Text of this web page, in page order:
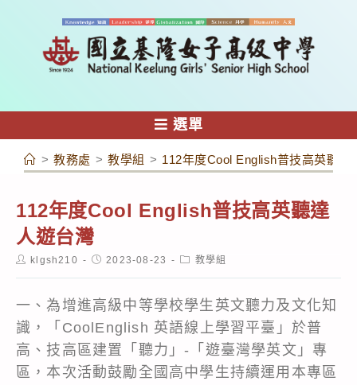
容
選單
> 教務處 > 教學組 > 112年度Cool English普技高英聽達
112年度Cool English普技高英聽達
人遊台灣
Postklgsh210
Post2023-08-23
Post教學組
一、為增進高級中等學校學生英文聽力及文化知
識，「CoolEnglish 英語線上學習平臺」於普
高、技高區建置「聽力」-「遊臺灣學英文」專
區，本次活動鼓勵全國高中學生持續運用本專區